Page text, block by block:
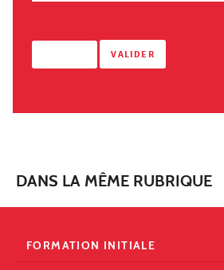
DANS LA MÊME RUBRIQUE
FORMATION INITIALE